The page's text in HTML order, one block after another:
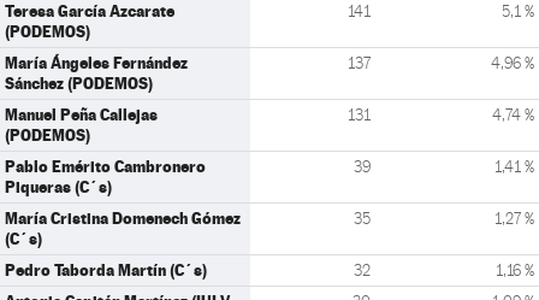
Teresa García Azcarate
(PODEMOS)
141 5,1 %
María Ángeles Fernández
Sánchez (PODEMOS)
137 4,96 %
Manuel Peña Callejas
(PODEMOS)
131 4,74 %
Pablo Emérito Cambronero
Piqueras (C´s)
39 1,41 %
María Cristina Domenech Gómez
(C´s)
35 1,27 %
Pedro Taborda Martín (C´s) 32 1,16 %